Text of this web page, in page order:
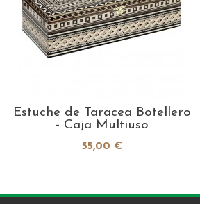
Estuche de Taracea Botellero
- Caja Multiuso
55,00 €